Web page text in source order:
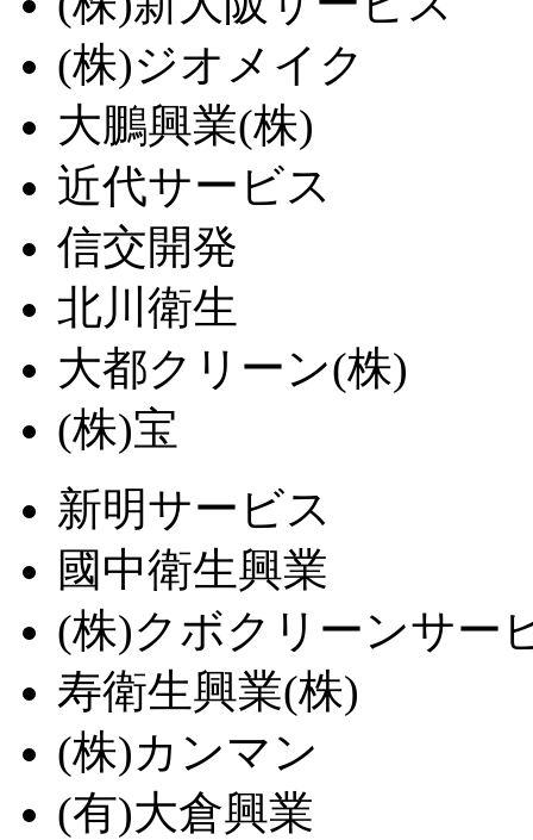
(株)ジオメイク
大鵬興業(株)
近代サービス
信交開発
北川衛生
大都クリーン(株)
(株)宝
新明サービス
國中衛生興業
(株)クボクリーンサー
寿衛生興業(株)
(株)カンマン
(有)大倉興業